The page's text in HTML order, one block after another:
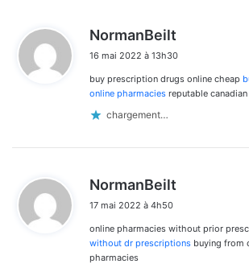
NormanBeilt
t
:
16 mai 2022 à 13h30
buy prescription drugs online cheap
online pharmacies reputable
chargement…
NormanBeilt
:
17 mai 2022 à 4h50
online pharmacies without prior
without dr prescriptions buying from
pharmacies